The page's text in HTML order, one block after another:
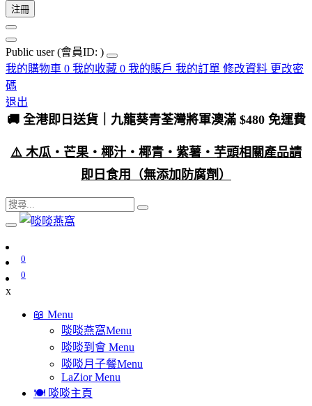
注冊
Public user (會員ID: )
我的購物車 0 我的收藏 0 我的賬戶 我的訂單 修改資料 更改密
碼
退出
🚚 全港即日送貨｜九龍葵青荃灣將軍澳滿 $480 免運費
⚠️ 木瓜・芒果・椰汁・椰青・紫薯・芋頭相關產品請
即日食用（無添加防腐劑）
0
0
x
📖 Menu
啖啖燕窩Menu
啖啖到會 Menu
啖啖月子餐Menu
LaZior Menu
🍽️ 啖啖主頁